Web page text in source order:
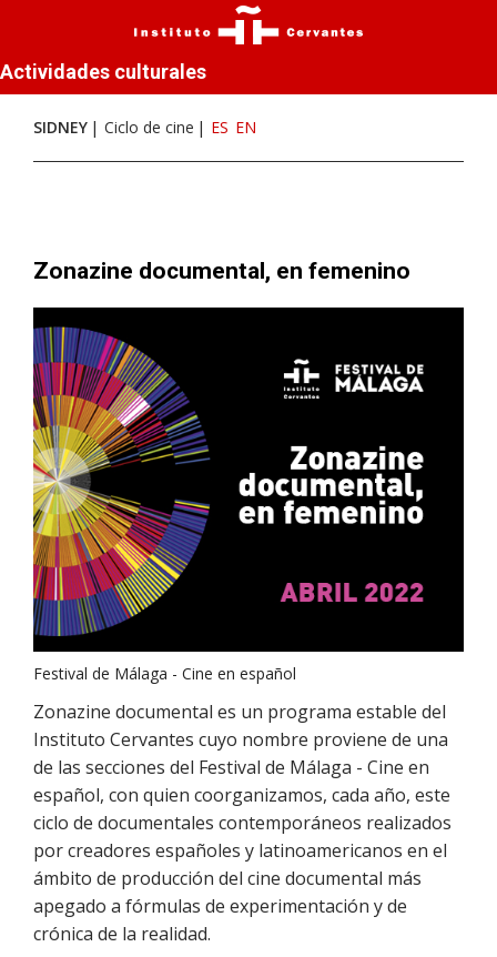
Actividades culturales
SIDNEY Ciclo de cine ES EN
Zonazine documental, en femenino
Festival de Málaga - Cine en español
Zonazine documental es un programa estable del
Instituto Cervantes cuyo nombre proviene de una
de las secciones del Festival de Málaga - Cine en
español, con quien coorganizamos, cada año, este
ciclo de documentales contemporáneos realizados
por creadores españoles y latinoamericanos en el
ámbito de producción del cine documental más
apegado a fórmulas de experimentación y de
crónica de la realidad.